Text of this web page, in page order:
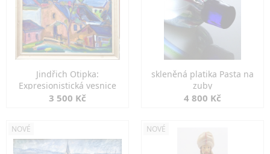
Jindřich Otipka:
Expresionistická vesnice
3 500 Kč
skleněná platika Pasta na
zuby
4 800 Kč
NOVÉ NOVÉ